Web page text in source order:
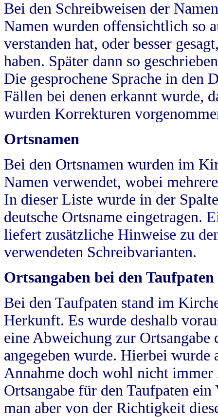
Bei den Schreibweisen der
Namen wurden offensichtlich so
verstanden hat, oder besser
haben. Später dann so
Die gesprochene Sprache in
Fällen bei denen erkannt wurde,
wurden Korrekturen
Ortsnamen
Bei den Ortsnamen wurden im
Namen verwendet, wobei
In dieser Liste wurde in der
deutsche Ortsname eingetragen.
liefert zusätzliche Hinweise zu
verwendeten Schreibvarianten.
Ortsangaben bei den Taufpaten
Bei den Taufpaten stand im
Herkunft. Es wurde deshalb
eine Abweichung zur
angegeben wurde. Hierbei wurde
Annahme doch wohl nicht
Ortsangabe für den Taufpaten
man aber von der Richtigkeit